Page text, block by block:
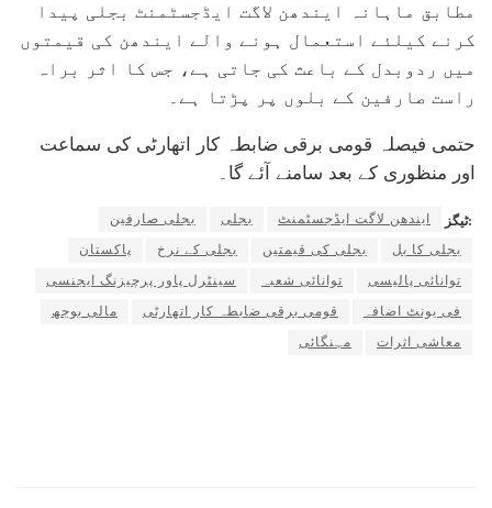
مطابق ماہانہ ایندھن لاگت ایڈجسٹمنٹ بجلی پیدا
کرنے کیلئے استعمال ہونے والے ایندھن کی قیمتوں
میں ردوبدل کے باعث کی جاتی ہے، جس کا اثر براہ
راست صارفین کے بلوں پر پڑتا ہے۔
حتمی فیصلہ قومی برقی ضابطہ کار اتھارٹی کی سماعت
اور منظوری کے بعد سامنے آئے گا۔
ٹیگز: ایندھن لاگت ایڈجسٹمنٹ بجلی
بجلی صارفین
بجلی کا بل
بجلی کی قیمتیں بجلی کے نرخ
پاکستان
توانائی پالیسی
توانائی شعبہ
سینٹرل پاور پرچیزنگ ایجنسی
فی یونٹ اضافہ
قومی برقی ضابطہ کار اتھارٹی
مالی بوجھ
معاشی اثرات
مہنگائی